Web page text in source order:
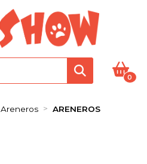
0
Areneros ARENEROS